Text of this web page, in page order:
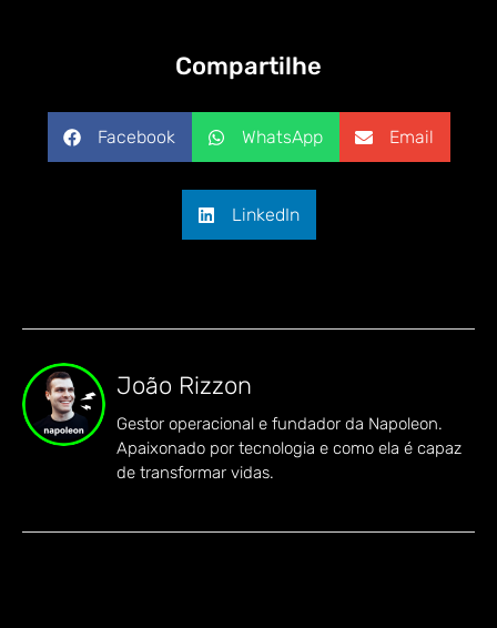
Compartilhe
Facebook WhatsApp Email
LinkedIn
João Rizzon
Gestor operacional e fundador da Napoleon.
Apaixonado por tecnologia e como ela é capaz
de transformar vidas.